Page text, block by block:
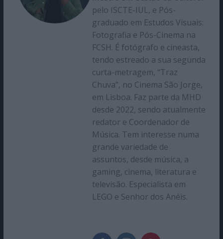
pelo ISCTE-IUL, e Pós-
graduado em Estudos Visuais:
Fotografia e Pós-Cinema na
FCSH. É fotógrafo e cineasta,
tendo estreado a sua segunda
curta-metragem, “Traz
Chuva”, no Cinema São Jorge,
em Lisboa. Faz parte da MHD
desde 2022, sendo atualmente
redator e Coordenador de
Música. Tem interesse numa
grande variedade de
assuntos, desde música, a
gaming, cinema, literatura e
televisão. Especialista em
LEGO e Senhor dos Anéis.